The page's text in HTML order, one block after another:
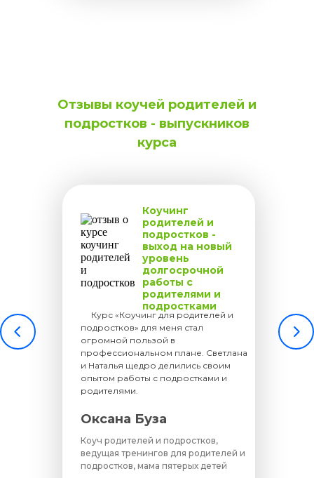
Отзывы коучей родителей и
подростков - выпускников
курса
Курс «Коучинг для родителей и
подростков» для меня стал
огромной пользой в
профессиональном плане. Светлана
и Наталья щедро делились своим
опытом работы с подростками и
родителями.
Оксана Буза
Коуч родителей и подростков,
ведущая тренингов для родителей и
подростков, мама пятерых детей
Коучинг
родителей и
подростков -
выход на новый
уровень
долгосрочной
работы с
родителями и
подростками